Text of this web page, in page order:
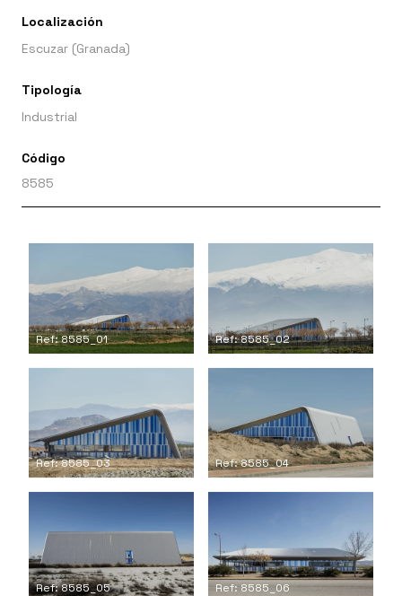
Localización
Escuzar (Granada)
Tipología
Industrial
Código
8585
Ref: 8585_01 Ref: 8585_02
Ref: 8585_03 Ref: 8585_04
Ref: 8585_05 Ref: 8585_06